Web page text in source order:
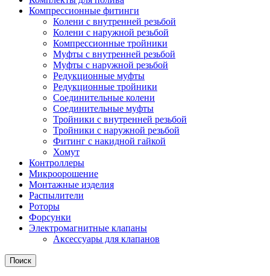
Компрессионные фитинги
Колени с внутренней резьбой
Колени с наружной резьбой
Компрессионные тройники
Муфты с внутренней резьбой
Муфты с наружной резьбой
Редукционные муфты
Редукционные тройники
Соединительные колени
Соединительные муфты
Тройники с внутренней резьбой
Тройники с наружной резьбой
Фитинг с накидной гайкой
Хомут
Контроллеры
Микроорошение
Монтажные изделия
Распылители
Роторы
Форсунки
Электромагнитные клапаны
Аксессуары для клапанов
Поиск